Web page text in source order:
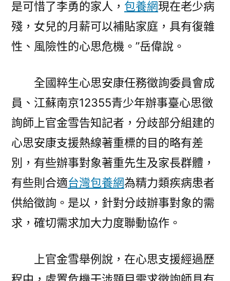
是可惜了李勇的家人， 包養網現在老少病
殘，女兒的月薪可以補貼家庭，具有復雜
性、風險性的心思危機。”岳偉說。
全國粹生心思安康任務徵詢委員會成
員、江蘇南京12355青少年辦事臺心思徵
詢師上官金雪告知記者，分歧部分組建的
心思安康支援熱線著重標的目的略有差
別，有些辦事對象著重先生及家長群體，
有些則合適台灣包養網為精力類疾病患者
供給徵詢。是以，針對分歧辦事對象的需
求，確切需求加大力度聯動協作。
上官金雪舉例說，在心思支援經過歷